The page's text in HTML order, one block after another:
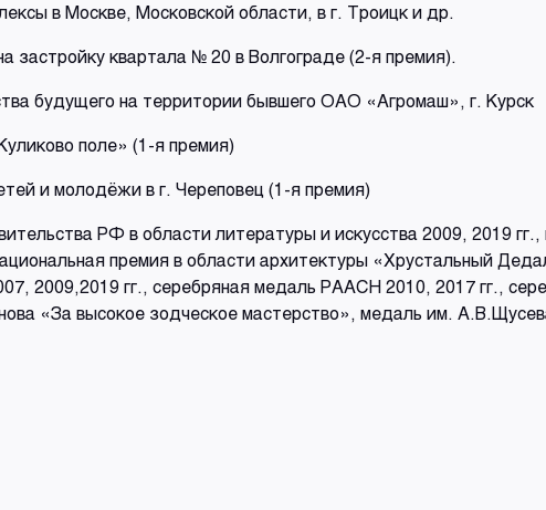
в Москве, Московской области, в г. Троицк и др.
застройку квартала № 20 в Волгограде (2-я премия).
будущего на территории бывшего ОАО «Агромаш», г. Курск
поле» (1-я премия)
и молодёжи в г. Череповец (1-я премия)
РФ в области литературы и искусства 2009, 2019
премия в области архитектуры «Хрустальный
2009,2019 гг., серебряная медаль РААСН 2010, 2017 гг.,
«За высокое зодческое мастерство», медаль им.